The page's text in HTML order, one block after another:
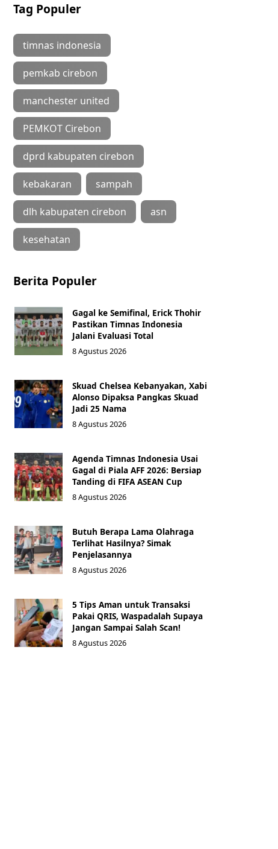
Tag Populer
timnas indonesia
pemkab cirebon
manchester united
PEMKOT Cirebon
dprd kabupaten cirebon
kebakaran sampah
dlh kabupaten cirebon asn
kesehatan
Berita Populer
Gagal ke Semifinal, Erick Thohir
Pastikan Timnas Indonesia
Jalani Evaluasi Total
8 Agustus 2026
Skuad Chelsea Kebanyakan, Xabi
Alonso Dipaksa Pangkas Skuad
Jadi 25 Nama
8 Agustus 2026
Agenda Timnas Indonesia Usai
Gagal di Piala AFF 2026: Bersiap
Tanding di FIFA ASEAN Cup
8 Agustus 2026
Butuh Berapa Lama Olahraga
Terlihat Hasilnya? Simak
Penjelasannya
8 Agustus 2026
5 Tips Aman untuk Transaksi
Pakai QRIS, Waspadalah Supaya
Jangan Sampai Salah Scan!
8 Agustus 2026